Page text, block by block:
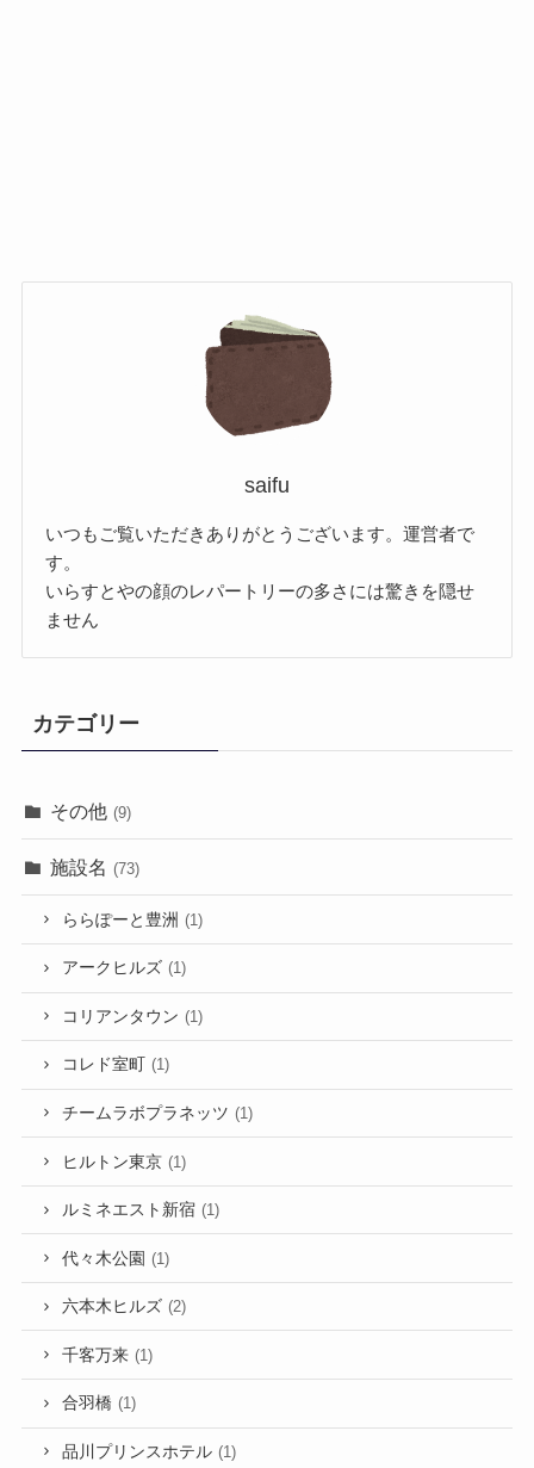
saifu
いつもご覧いただきありがとうございます。運営者で
す。
いらすとやの顔のレパートリーの多さには驚きを隠せ
ません
カテゴリー
その他 (9)
施設名 (73)
ららぽーと豊洲 (1)
アークヒルズ (1)
コリアンタウン (1)
コレド室町 (1)
チームラボプラネッツ (1)
ヒルトン東京 (1)
ルミネエスト新宿 (1)
代々木公園 (1)
六本木ヒルズ (2)
千客万来 (1)
合羽橋 (1)
品川プリンスホテル (1)